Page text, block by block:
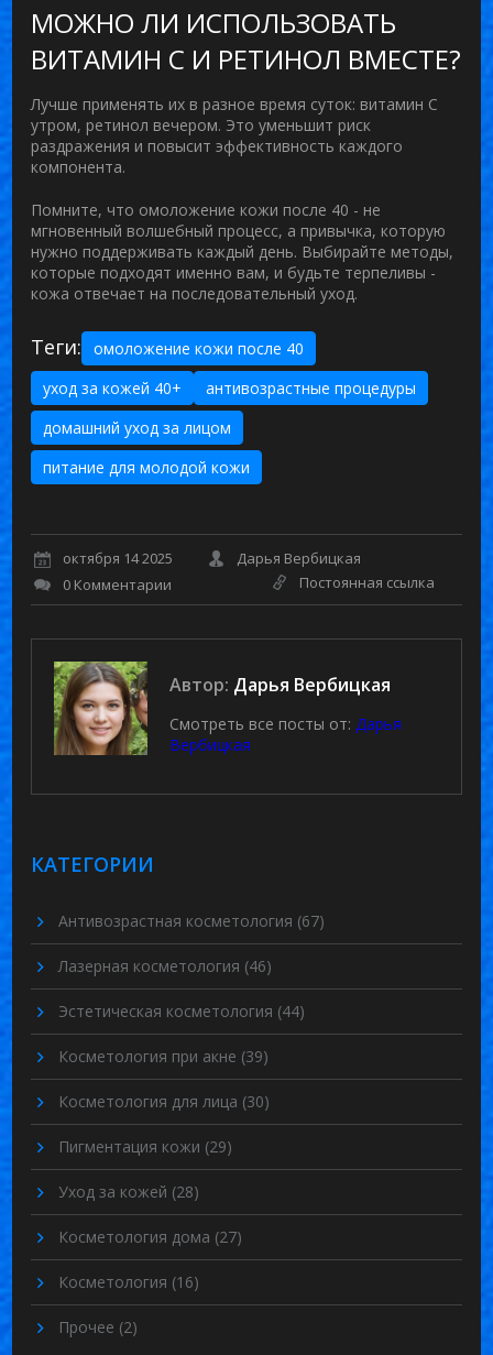
МОЖНО ЛИ ИСПОЛЬЗОВАТЬ
ВИТАМИН C И РЕТИНОЛ ВМЕСТЕ?
Лучше применять их в разное время суток: витамин C
утром, ретинол вечером. Это уменьшит риск
раздражения и повысит эффективность каждого
компонента.
Помните, что омоложение кожи после 40 - не
мгновенный волшебный процесс, а привычка, которую
нужно поддерживать каждый день. Выбирайте методы,
которые подходят именно вам, и будьте терпеливы -
кожа отвечает на последовательный уход.
Теги:
омоложение кожи после 40
уход за кожей 40+
антивозрастные процедуры
домашний уход за лицом
питание для молодой кожи
октября 14 2025
Дарья Вербицкая
0 Комментарии
Постоянная ссылка
Автор: Дарья Вербицкая
Смотреть все посты от: Дарья
Вербицкая
КАТЕГОРИИ
Антивозрастная косметология (67)
Лазерная косметология (46)
Эстетическая косметология (44)
Косметология при акне (39)
Косметология для лица (30)
Пигментация кожи (29)
Уход за кожей (28)
Косметология дома (27)
Косметология (16)
Прочее (2)